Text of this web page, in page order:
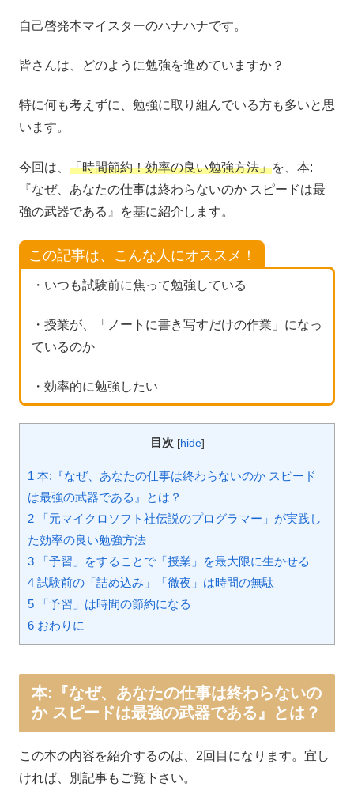
自己啓発本マイスターのハナハナです。
皆さんは、どのように勉強を進めていますか？
特に何も考えずに、勉強に取り組んでいる方も多いと思
います。
今回は、 「時間節約！効率の良い勉強方法」を、本:
『なぜ、あなたの仕事は終わらないのか スピードは最
強の武器である』を基に紹介します。
この記事は、こんな人にオススメ！
・いつも試験前に焦って勉強している
・授業が、「ノートに書き写すだけの作業」になっ
ているのか
・効率的に勉強したい
目次 [hide]
1 本:『なぜ、あなたの仕事は終わらないのか スピード
は最強の武器である』とは？
2 「元マイクロソフト社伝説のプログラマー」が実践し
た効率の良い勉強方法
3 「予習」をすることで「授業」を最大限に生かせる
4 試験前の「詰め込み」「徹夜」は時間の無駄
5 「予習」は時間の節約になる
6 おわりに
本:『なぜ、あなたの仕事は終わらないの
か スピードは最強の武器である』とは？
この本の内容を紹介するのは、2回目になります。宜し
ければ、別記事もご覧下さい。